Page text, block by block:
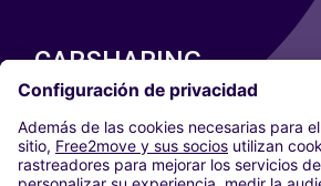
CARSHARING
NUESTRAS CIUDADES
Paris
Madrid
Washington DC